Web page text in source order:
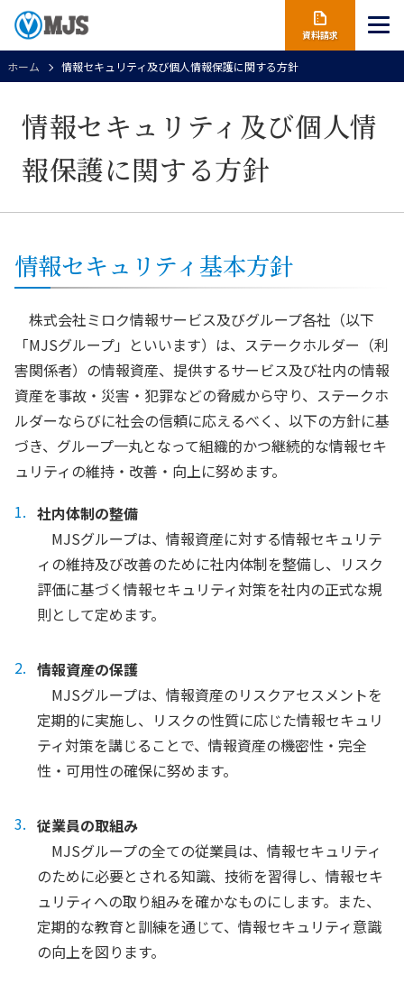
資料請求
ホーム 情報セキュリティ及び個人情報保護に関する方針
情報セキュリティ及び個人情
報保護に関する方針
情報セキュリティ基本方針
株式会社ミロク情報サービス及びグループ各社（以下
「MJSグループ」といいます）は、ステークホルダー（利
害関係者）の情報資産、提供するサービス及び社内の情報
資産を事故・災害・犯罪などの脅威から守り、ステークホ
ルダーならびに社会の信頼に応えるべく、以下の方針に基
づき、グループ一丸となって組織的かつ継続的な情報セキ
ュリティの維持・改善・向上に努めます。
社内体制の整備
MJSグループは、情報資産に対する情報セキュリテ
ィの維持及び改善のために社内体制を整備し、リスク
評価に基づく情報セキュリティ対策を社内の正式な規
則として定めます。
情報資産の保護
MJSグループは、情報資産のリスクアセスメントを
定期的に実施し、リスクの性質に応じた情報セキュリ
ティ対策を講じることで、情報資産の機密性・完全
性・可用性の確保に努めます。
従業員の取組み
MJSグループの全ての従業員は、情報セキュリティ
のために必要とされる知識、技術を習得し、情報セキ
ュリティへの取り組みを確かなものにします。また、
定期的な教育と訓練を通じて、情報セキュリティ意識
の向上を図ります。